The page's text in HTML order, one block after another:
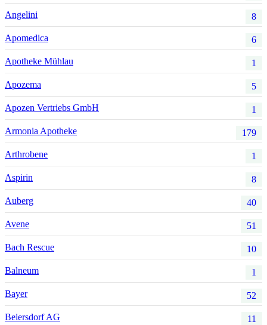
Angelini 8
Apomedica 6
Apotheke Mühlau 1
Apozema 5
Apozen Vertriebs GmbH 1
Armonia Apotheke 179
Arthrobene 1
Aspirin 8
Auberg 40
Avene 51
Bach Rescue 10
Balneum 1
Bayer 52
Beiersdorf AG 11